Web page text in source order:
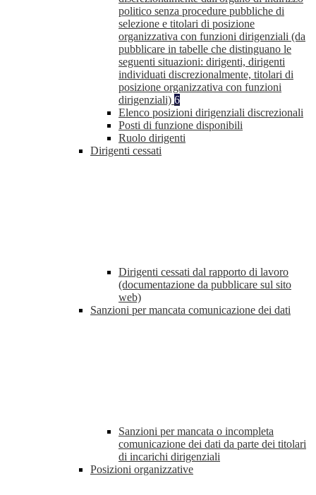
politico senza procedure pubbliche di
selezione e titolari di posizione
organizzativa con funzioni dirigenziali (da
pubblicare in tabelle che distinguano le
seguenti situazioni: dirigenti, dirigenti
individuati discrezionalmente, titolari di
posizione organizzativa con funzioni
dirigenziali) 6
Elenco posizioni dirigenziali discrezionali
Posti di funzione disponibili
Ruolo dirigenti
Dirigenti cessati
Dirigenti cessati dal rapporto di lavoro
(documentazione da pubblicare sul sito
web)
Sanzioni per mancata comunicazione dei dati
Sanzioni per mancata o incompleta
comunicazione dei dati da parte dei titolari
di incarichi dirigenziali
Posizioni organizzative